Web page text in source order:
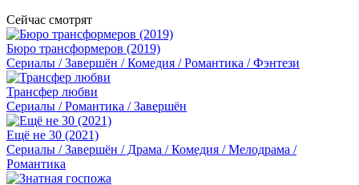
Сейчас смотрят
Бюро трансформеров (2019)
Сериалы / Завершён / Комедия / Романтика / Фэнтези
Трансфер любви
Сериалы / Романтика / Завершён
Ещё не 30 (2021)
Сериалы / Завершён / Драма / Комедия / Мелодрама /
Романтика